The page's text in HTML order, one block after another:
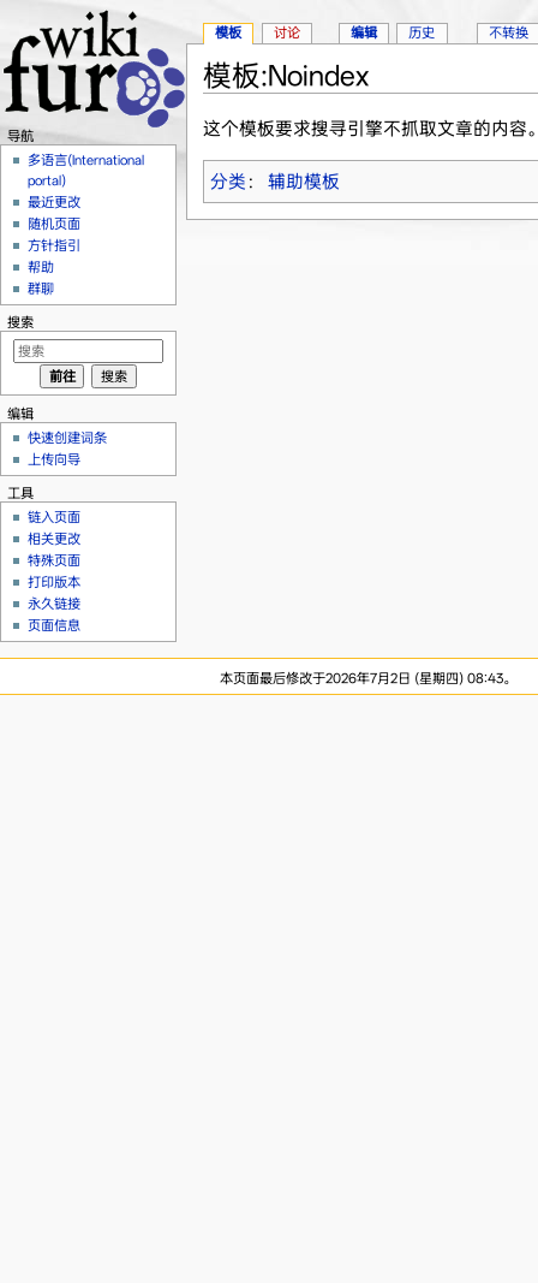
模板:Noindex
这个模板要求搜寻引擎不抓取文章的内
分类 ： 辅助模板
模板 讨论 编辑 历史 不转换
导航
多语言(International
portal)
最近更改
随机页面
方针指引
帮助
群聊
搜索
编辑
快速创建词条
上传向导
工具
链入页面
相关更改
特殊页面
打印版本
永久链接
页面信息
本页面最后修改于2026年7月2日 (星期四) 08:43。